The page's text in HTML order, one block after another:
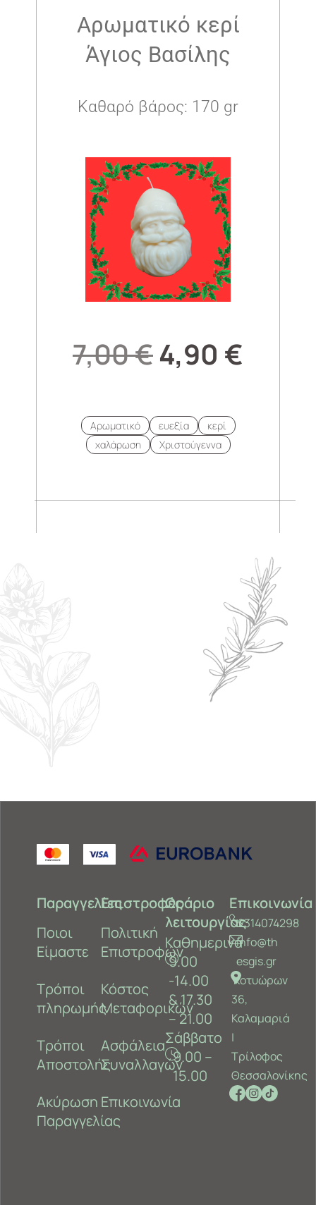
Αρωματικό κερί
Άγιος Βασίλης
Καθαρό βάρος: 170 gr
7,00€4,90 €
Αρωματικό ευεξία
κερί
χαλάρωση
Χριστούγεννα
.
Παραγγελίες
Ποιοι
Είμαστε
Τρόποι
πληρωμής
Τρόποι
Αποστολής
Ακύρωση
Παραγγελίας
Επιστροφές
Πολιτική
Επιστροφών
Κόστος
Μεταφορικών
Ασφάλεια
Συναλλαγών
Επικοινωνία
Ωράριο
λειτουργίας
Καθημερινά
9.00
-14.00
& 17.30
– 21.00
Σάββατο
9.00 –
15.00
Επικοινωνία
2314074298
info@th
esgis.gr
Κοτυώρων
36,
Καλαμαριά
‎|
Τρίλοφος
Θεσσαλονίκης